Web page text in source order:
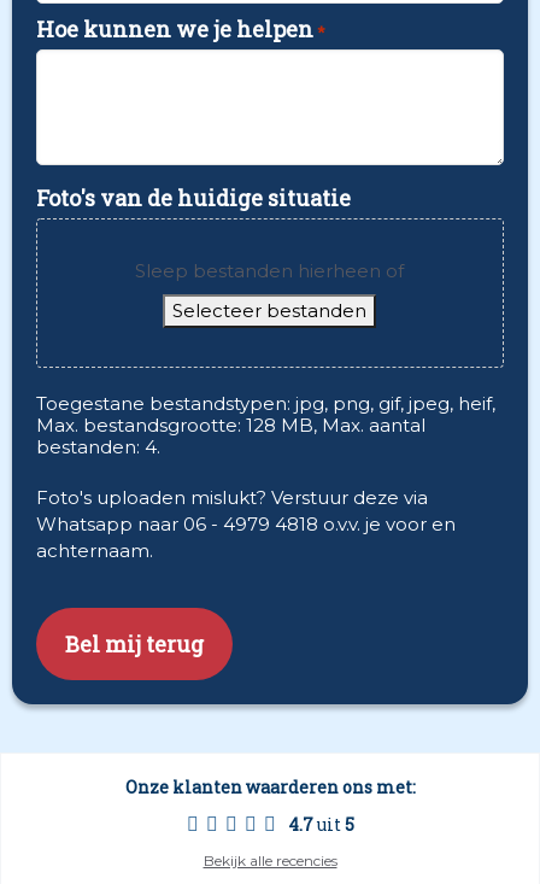
Hoe kunnen we je helpen*
Foto's van de huidige situatie
Sleep bestanden hierheen of
Selecteer bestanden
Toegestane bestandstypen: jpg, png, gif, jpeg, heif,
Max. bestandsgrootte: 128 MB, Max. aantal
bestanden: 4.
Foto's uploaden mislukt? Verstuur deze via
Whatsapp naar 06 - 4979 4818 o.v.v. je voor en
achternaam.
Onze klanten waarderen ons met:
4.7uit 5
Bekijk alle recencies